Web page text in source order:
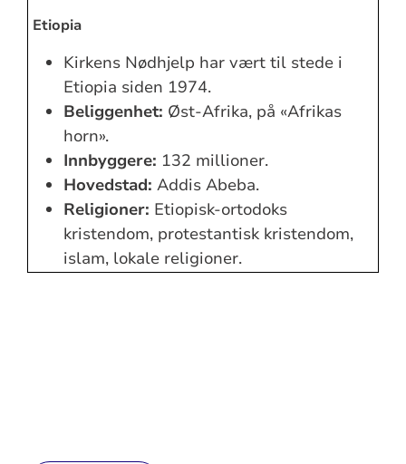
Etiopia
Kirkens Nødhjelp har vært til stede i
Etiopia siden 1974.
Beliggenhet: Øst-Afrika, på «Afrikas
horn».
Innbyggere: 132 millioner.
Hovedstad: Addis Abeba.
Religioner: Etiopisk-ortodoks
kristendom, protestantisk kristendom,
islam, lokale religioner.